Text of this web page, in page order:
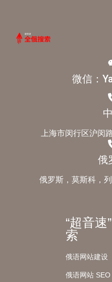
微信：
上海市闵行区沪闵
俄
俄罗斯，莫斯科，
“超音速
索
俄语网站建设
俄语网站 SEO